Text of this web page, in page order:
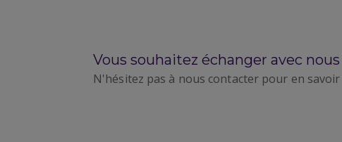
Vous souhaitez échanger avec nous
N'hésitez pas à nous contacter pour en